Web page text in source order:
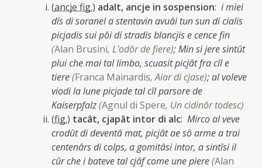
(ancje fig.) adalt, ancje in sospension: i miei
dîs di soranel a stentavin avuâi tun sun di cialis
picjadis sui pôi di stradis blancjis e cence fin
(Alan Brusini, L'odôr de fiere);Min si jere sintût
plui che mai tal limbo, scuasit picjât fra cîl e
tiere(Franca Mainardis,Aiar di cjase);al voleve
viodi la lune picjade tal cîl parsore de
Kaiserpfalz(Agnul di Spere, Un cidinôr todesc)
(fig.) tacât, cjapât intor di alc: Mirco al veve
crodût di deventâ mat, picjât ae sô arme a trai
centenârs di colps, a gomitâsi intor, a sintîsi il
cûr che i bateve tal cjâf come une piere(Alan